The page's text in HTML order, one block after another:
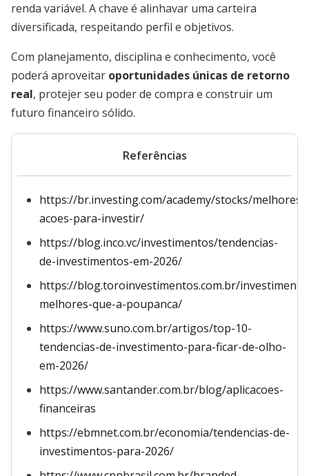
renda variável. A chave é alinhavar uma carteira
diversificada, respeitando perfil e objetivos.
Com planejamento, disciplina e conhecimento, você
poderá aproveitar oportunidades únicas de retorno
real, protejer seu poder de compra e construir um
futuro financeiro sólido.
Referências
https://br.investing.com/academy/stocks/melhores-
acoes-para-investir/
https://blog.inco.vc/investimentos/tendencias-
de-investimentos-em-2026/
https://blog.toroinvestimentos.com.br/
melhores-que-a-poupanca/
https://www.suno.com.br/artigos/top-10-
tendencias-de-investimento-para-ficar-de-olho-
em-2026/
https://www.santander.com.br/blog/aplicacoes-
financeiras
https://ebmnet.com.br/economia/tendencias-de-
investimentos-para-2026/